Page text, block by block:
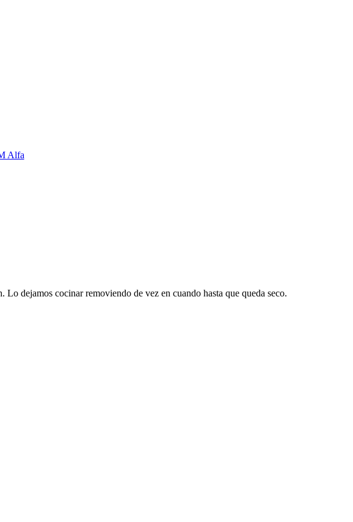
dejamos cocinar removiendo de vez en cuando hasta que queda seco.